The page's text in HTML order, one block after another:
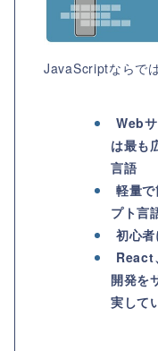
JavaScriptならで
Web
は最も
言語
軽量
プト言
初心
React
開発を
実して